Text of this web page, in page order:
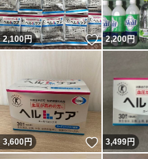
2,100円 いいね！
2,200円
3,600円 いいね！
3,499円